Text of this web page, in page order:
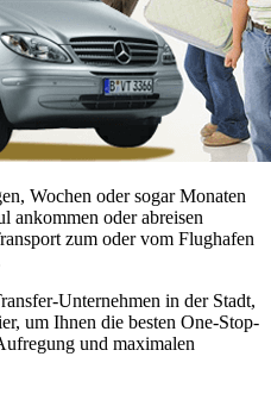
Wochen oder sogar Monaten
ankommen oder abreisen
zum oder vom Flughafen
Unternehmen in der Stadt,
um Ihnen die besten One-Stop-
und maximalen